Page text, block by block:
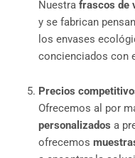
Nuestra frascos de
y se fabrican
los envases
concienciados con
Precios
Ofrecemos al por
personalizados a
ofrecemos